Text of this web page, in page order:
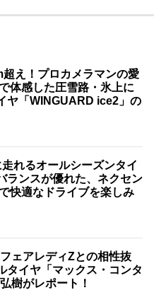
え！プロカメラマンの愛
体感した圧雪路・氷上に
ヤ「WINGUARD ice2」の
れるオールシーズンタイ
ランスが優れた、ネクセン
快適なドライブを楽しみ
ェアレディZとの相性抜
タイヤ「マックス・コンタ
樹がレポート！